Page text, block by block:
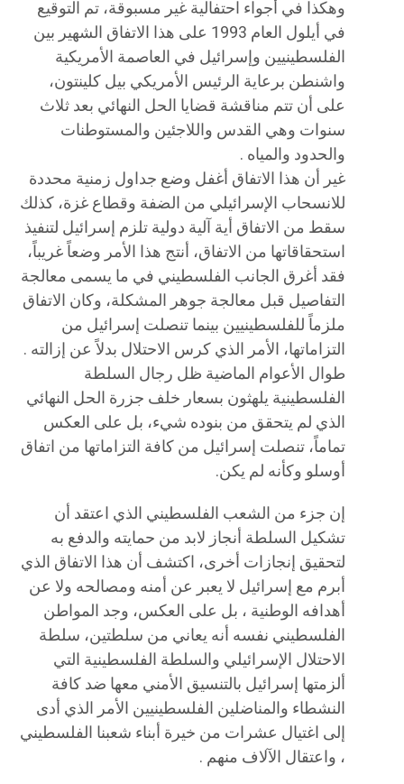
وهكذا في أجواء احتفالية غير مسبوقة، تم التوقيع
في أيلول العام 1993 على هذا الاتفاق الشهير بين
الفلسطينيين وإسرائيل في العاصمة الأمريكية
واشنطن برعاية الرئيس الأمريكي بيل كلينتون،
على أن تتم مناقشة قضايا الحل النهائي بعد ثلاث
سنوات وهي القدس واللاجئين والمستوطنات
والحدود والمياه .
غير أن هذا الاتفاق أغفل وضع جداول زمنية محددة
للانسحاب الإسرائيلي من الضفة وقطاع غزة، كذلك
سقط من الاتفاق أية آلية دولية تلزم إسرائيل لتنفيذ
استحقاقاتها من الاتفاق، أنتج هذا الأمر وضعاً غريباً،
فقد أغرق الجانب الفلسطيني في ما يسمى معالجة
التفاصيل قبل معالجة جوهر المشكلة، وكان الاتفاق
ملزماً للفلسطينيين بينما تنصلت إسرائيل من
التزاماتها، الأمر الذي كرس الاحتلال بدلاً عن إزالته .
طوال الأعوام الماضية ظل رجال السلطة
الفلسطينية يلهثون بسعار خلف جزرة الحل النهائي
الذي لم يتحقق من بنوده شيء، بل على العكس
تماماً، تنصلت إسرائيل من كافة التزاماتها من اتفاق
أوسلو وكأنه لم يكن.
إن جزء من الشعب الفلسطيني الذي اعتقد أن
تشكيل السلطة أنجاز لابد من حمايته والدفع به
لتحقيق إنجازات أخرى، اكتشف أن هذا الاتفاق الذي
أبرم مع إسرائيل لا يعبر عن أمنه ومصالحه ولا عن
أهدافه الوطنية ، بل على العكس، وجد المواطن
الفلسطيني نفسه أنه يعاني من سلطتين، سلطة
الاحتلال الإسرائيلي والسلطة الفلسطينية التي
ألزمتها إسرائيل بالتنسيق الأمني معها ضد كافة
النشطاء والمناضلين الفلسطينيين الأمر الذي أدى
إلى اغتيال عشرات من خيرة أبناء شعبنا الفلسطيني
، واعتقال الآلاف منهم .